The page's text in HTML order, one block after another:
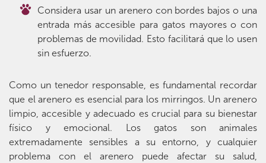
Considera usar un arenero con bordes bajos o una
entrada más accesible para gatos mayores o con
problemas de movilidad. Esto facilitará que lo usen
sin esfuerzo.
Como un tenedor responsable, es fundamental recordar
que el arenero es esencial para los mirringos. Un arenero
limpio, accesible y adecuado es crucial para su bienestar
físico y emocional. Los gatos son animales
extremadamente sensibles a su entorno, y cualquier
problema con el arenero puede afectar su salud,